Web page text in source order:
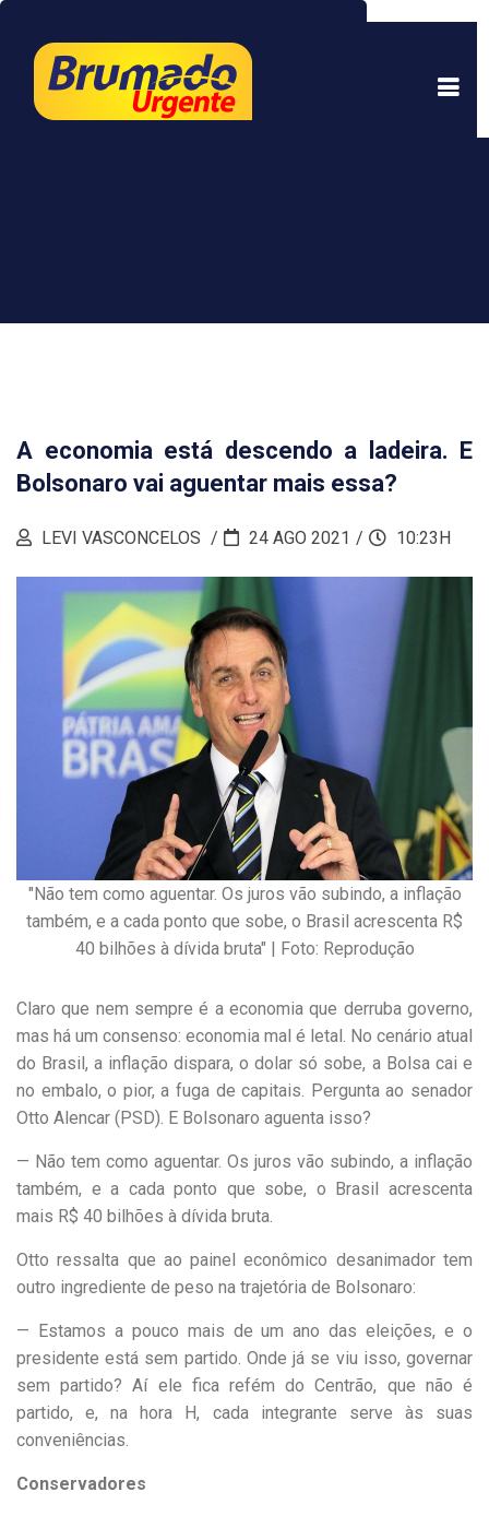
experiência. Ao continuar a navegar, você está
de acordo com isso.Saber mais.
A economia está descendo a ladeira. E
Bolsonaro vai aguentar mais essa?
LEVI VASCONCELOS 24 AGO 2021 10:23H
"Não tem como aguentar. Os juros vão subindo, a inflação
também, e a cada ponto que sobe, o Brasil acrescenta R$
40 bilhões à dívida bruta" | Foto: Reprodução
Claro que nem sempre é a economia que derruba governo,
mas há um consenso: economia mal é letal. No cenário atual
do Brasil, a inflação dispara, o dolar só sobe, a Bolsa cai e
no embalo, o pior, a fuga de capitais. Pergunta ao senador
Otto Alencar (PSD). E Bolsonaro aguenta isso?
— Não tem como aguentar. Os juros vão subindo, a inflação
também, e a cada ponto que sobe, o Brasil acrescenta
mais R$ 40 bilhões à dívida bruta.
Otto ressalta que ao painel econômico desanimador tem
outro ingrediente de peso na trajetória de Bolsonaro:
— Estamos a pouco mais de um ano das eleições, e o
presidente está sem partido. Onde já se viu isso, governar
sem partido? Aí ele fica refém do Centrão, que não é
partido, e, na hora H, cada integrante serve às suas
conveniências.
Conservadores